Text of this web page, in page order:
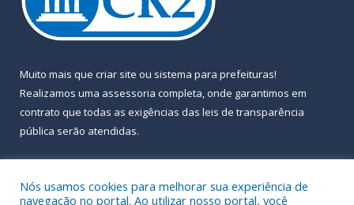
Muito mais que criar site ou sistema para prefeituras!
Realizamos uma assessoria completa, onde garantimos em
contrato que todas as exigências das leis de transparência
pública serão atendidas.
Nós usamos cookies para melhorar sua experiência de
navegação no portal. Ao utilizar nosso portal, você